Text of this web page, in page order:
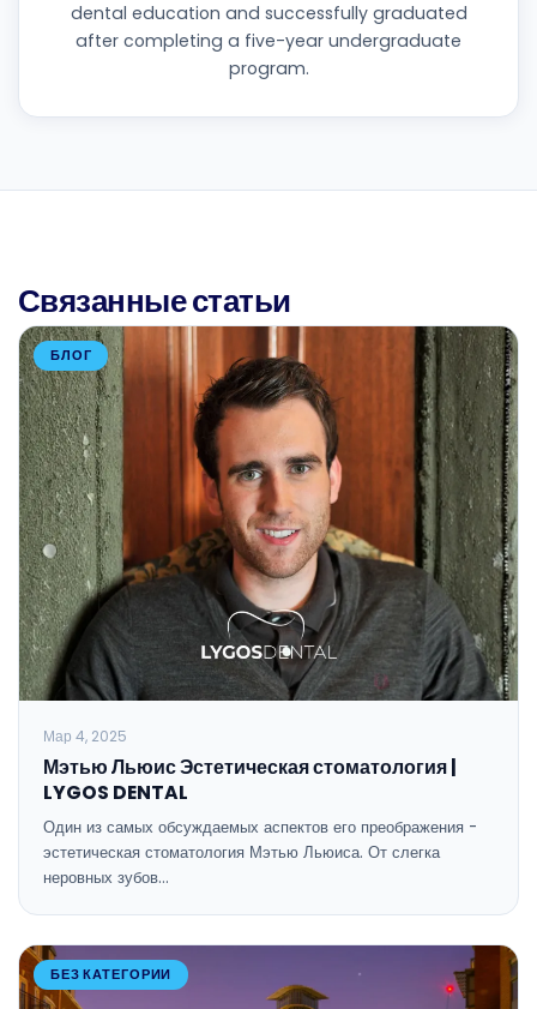
dental education and successfully graduated
after completing a five-year undergraduate
program.
Связанные статьи
БЛОГ
Мар 4, 2025
Мэтью Льюис Эстетическая стоматология |
LYGOS DENTAL
Один из самых обсуждаемых аспектов его преображения -
эстетическая стоматология Мэтью Льюиса. От слегка
неровных зубов…
БЕЗ КАТЕГОРИИ